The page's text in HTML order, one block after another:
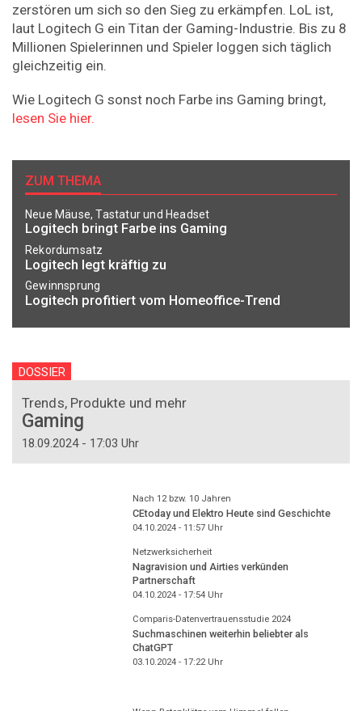
zerstören um sich so den Sieg zu erkämpfen. LoL ist,
laut Logitech G ein Titan der Gaming-Industrie. Bis zu 8
Millionen Spielerinnen und Spieler loggen sich täglich
gleichzeitig ein.
Wie Logitech G sonst noch Farbe ins Gaming bringt,
lesen Sie hier.
ZUM THEMA
Neue Mäuse, Tastatur und Headset
Logitech bringt Farbe ins Gaming
Rekordumsatz
Logitech legt kräftig zu
Gewinnsprung
Logitech profitiert vom Homeoffice-Trend
DOSSIER
Trends, Produkte und mehr
Gaming
18.09.2024 - 17:03 Uhr
Nach 12 bzw. 10 Jahren
CEtoday und Elektro Heute sind Geschichte
04.10.2024 - 11:57Uhr
Netzwerksicherheit
Nagravision und Airties verkünden
Partnerschaft
04.10.2024 - 17:54Uhr
Comparis-Datenvertrauensstudie 2024
Suchmaschinen weiterhin beliebter als
ChatGPT
03.10.2024 - 17:22Uhr